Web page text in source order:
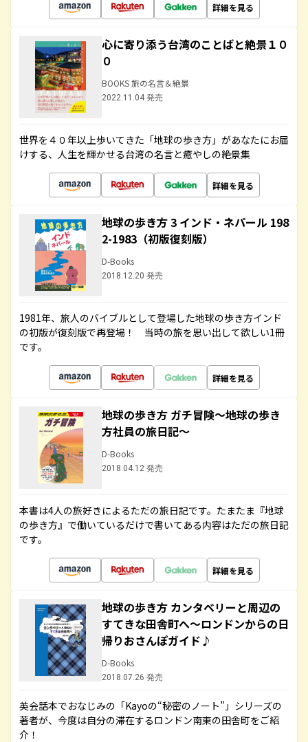
詳細を見る
心に寄り添う台湾のことばと絶景１０
０
BOOKS 旅の名言＆絶景
2022.11.04 発売
世界を４０年以上歩いてきた「地球の歩き方」があなたにお届
けする、人生を輝かせる台湾の名言と癒やしの絶景集
詳細を見る
地球の歩き方 3 インド・ネパール 198
2-1983（初版復刻版）
D-Books
2018.12.20 発売
1981年、旅人のバイブルとして登場した地球の歩き方インド
の初版が復刻版で再登場！ 当時の旅を思い出して欲しい1冊
です。
詳細を見る
地球の歩き方 ガチ冒険～地球の歩き
方社員の旅日記～
D-Books
2018.04.12 発売
本書は4人の旅好きによるただの旅日記です。たまたま『地球
の歩き方』で働いているだけで書いてある内容はただの旅日記
です。
詳細を見る
地球の歩き方 カンタベリーと周辺の
すてきな田舎町へ～ロンドンからの日
帰りおさんぽガイド♪
D-Books
2018.07.26 発売
英会話本でおなじみの「Kayoの“秘密のノート”」シリーズの
著者が、今度は自分の滞在するロンドン南東の田舎町をご紹
介！